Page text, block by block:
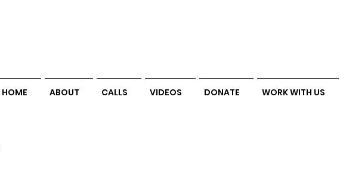
HOME ABOUT CALLS VIDEOS DONATE WORK WITH US